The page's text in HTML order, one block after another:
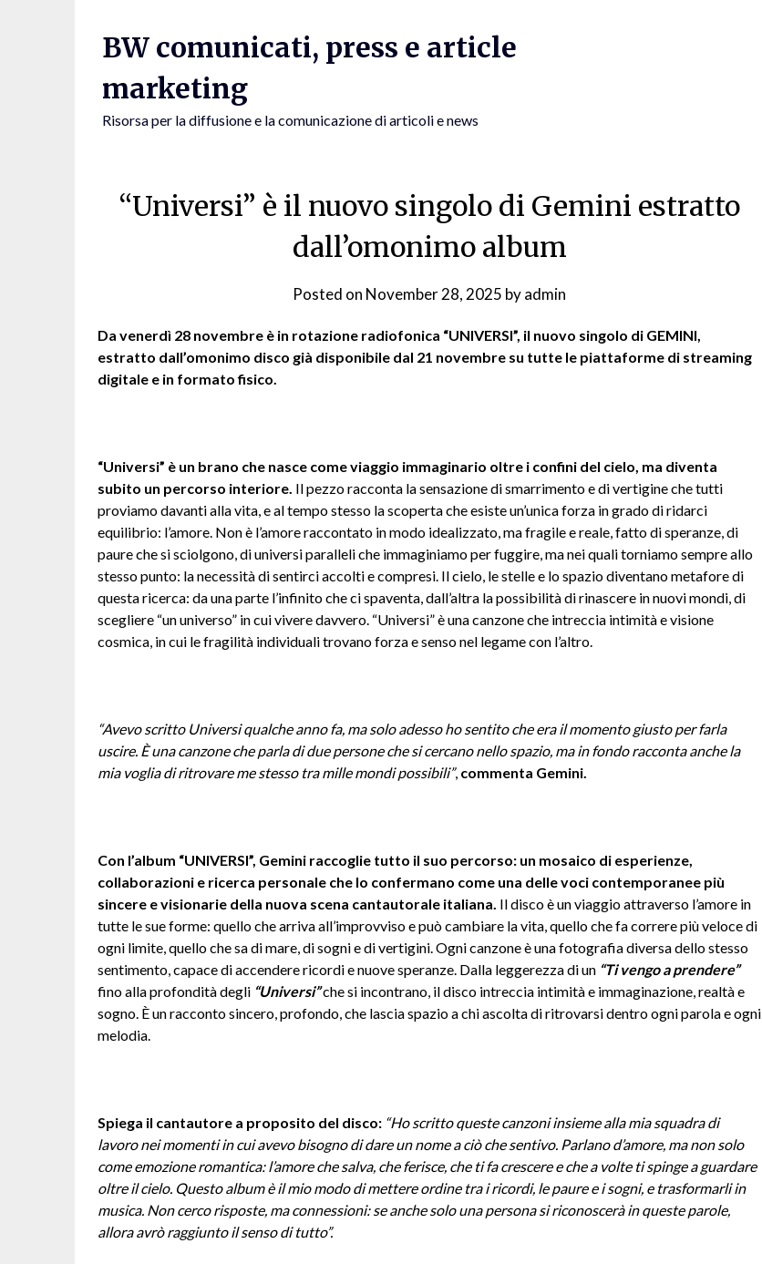
BW comunicati, press e article
marketing
Risorsa per la diffusione e la comunicazione di articoli e news
“Universi” è il nuovo singolo di Gemini estratto
dall’omonimo album
Posted on November 28, 2025 byadmin
Da venerdì 28 novembre è in rotazione radiofonica “UNIVERSI”, il nuovo singolo di GEMINI,
estratto dall’omonimo disco già disponibile dal 21 novembre su tutte le piattaforme di streaming
digitale e in formato fisico.
“Universi” è un brano che nasce come viaggio immaginario oltre i confini del cielo, ma diventa
subito un percorso interiore. Il pezzo racconta la sensazione di smarrimento e di vertigine che tutti
proviamo davanti alla vita, e al tempo stesso la scoperta che esiste un’unica forza in grado di ridarci
equilibrio: l’amore. Non è l’amore raccontato in modo idealizzato, ma fragile e reale, fatto di speranze, di
paure che si sciolgono, di universi paralleli che immaginiamo per fuggire, ma nei quali torniamo sempre allo
stesso punto: la necessità di sentirci accolti e compresi. Il cielo, le stelle e lo spazio diventano metafore di
questa ricerca: da una parte l’infinito che ci spaventa, dall’altra la possibilità di rinascere in nuovi mondi, di
scegliere “un universo” in cui vivere davvero. “Universi” è una canzone che intreccia intimità e visione
cosmica, in cui le fragilità individuali trovano forza e senso nel legame con l’altro.
“Avevo scritto Universi qualche anno fa, ma solo adesso ho sentito che era il momento giusto per farla
uscire. È una canzone che parla di due persone che si cercano nello spazio, ma in fondo racconta anche la
mia voglia di ritrovare me stesso tra mille mondi possibili”, commenta Gemini.
Con l’album “UNIVERSI”, Gemini raccoglie tutto il suo percorso: un mosaico di esperienze,
collaborazioni e ricerca personale che lo confermano come una delle voci contemporanee più
sincere e visionarie della nuova scena cantautorale italiana. Il disco è un viaggio attraverso l’amore in
tutte le sue forme: quello che arriva all’improvviso e può cambiare la vita, quello che fa correre più veloce di
ogni limite, quello che sa di mare, di sogni e di vertigini. Ogni canzone è una fotografia diversa dello stesso
sentimento, capace di accendere ricordi e nuove speranze. Dalla leggerezza di un “Ti vengo a prendere”
fino alla profondità degli “Universi”che si incontrano, il disco intreccia intimità e immaginazione, realtà e
sogno. È un racconto sincero, profondo, che lascia spazio a chi ascolta di ritrovarsi dentro ogni parola e ogni
melodia.
Spiega il cantautore a proposito del disco: “Ho scritto queste canzoni insieme alla mia squadra di
lavoro nei momenti in cui avevo bisogno di dare un nome a ciò che sentivo. Parlano d’amore, ma non solo
come emozione romantica: l’amore che salva, che ferisce, che ti fa crescere e che a volte ti spinge a guardare
oltre il cielo. Questo album è il mio modo di mettere ordine tra i ricordi, le paure e i sogni, e trasformarli in
musica. Non cerco risposte, ma connessioni: se anche solo una persona si riconoscerà in queste parole,
allora avrò raggiunto il senso di tutto”.